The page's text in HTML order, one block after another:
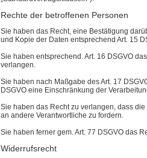
Rechte der betroffenen Personen
Sie haben das Recht, eine Bestätigung
und Kopie der Daten entsprechend Art. 15
Sie haben entsprechend. Art. 16 DSGVO
verlangen.
Sie haben nach Maßgabe des Art. 17
DSGVO eine Einschränkung der
Sie haben das Recht zu verlangen, dass
an andere Verantwortliche zu fordern.
Sie haben ferner gem. Art. 77 DSGVO das
Widerrufsrecht